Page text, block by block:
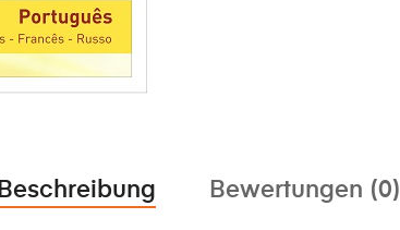
Beschreibung Bewertungen (0)